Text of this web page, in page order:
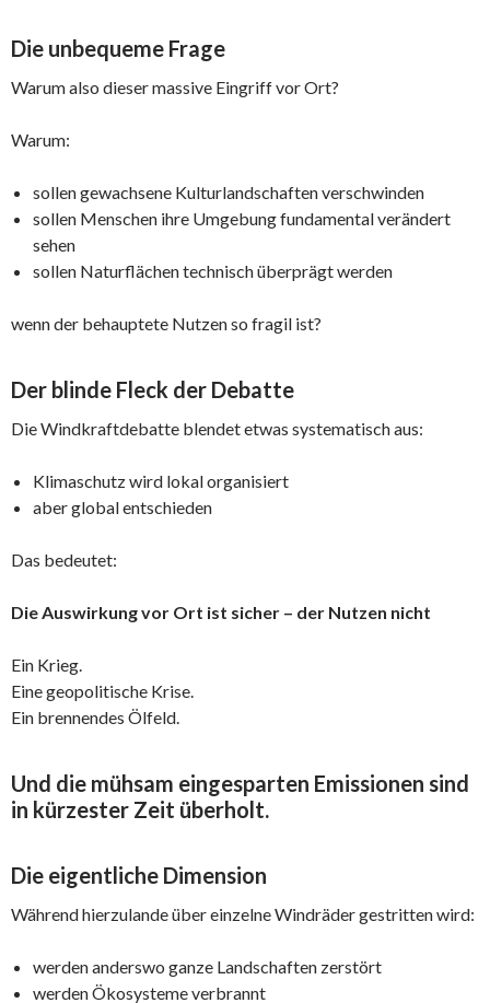
Die unbequeme Frage
Warum also dieser massive Eingriff vor Ort?
Warum:
sollen gewachsene Kulturlandschaften verschwinden
sollen Menschen ihre Umgebung fundamental verändert
sehen
sollen Naturflächen technisch überprägt werden
wenn der behauptete Nutzen so fragil ist?
Der blinde Fleck der Debatte
Die Windkraftdebatte blendet etwas systematisch aus:
Klimaschutz wird lokal organisiert
aber global entschieden
Das bedeutet:
Die Auswirkung vor Ort ist sicher – der Nutzen nicht
Ein Krieg.
Eine geopolitische Krise.
Ein brennendes Ölfeld.
Und die mühsam eingesparten Emissionen sind
in kürzester Zeit überholt.
Die eigentliche Dimension
Während hierzulande über einzelne Windräder gestritten wird:
werden anderswo ganze Landschaften zerstört
werden Ökosysteme verbrannt